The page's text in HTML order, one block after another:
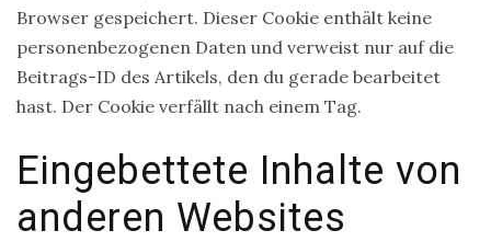
Browser gespeichert. Dieser Cookie enthält keine
personenbezogenen Daten und verweist nur auf die
Beitrags-ID des Artikels, den du gerade bearbeitet
hast. Der Cookie verfällt nach einem Tag.
Eingebettete Inhalte von
anderen Websites